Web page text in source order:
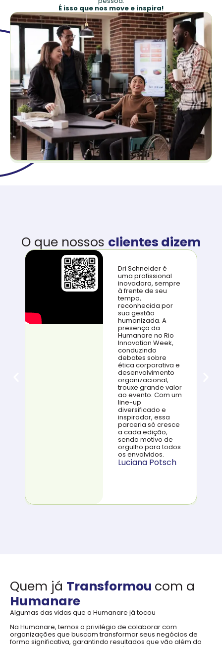
É isso que nos move e inspira!
O que nossos clientes dizem
Dri Schneider é
uma profissional
inovadora, sempre
à frente de seu
tempo,
reconhecida por
sua gestão
humanizada. A
presença da
Humanare no Rio
Innovation Week,
conduzindo
debates sobre
ética corporativa e
desenvolvimento
organizacional,
trouxe grande valor
ao evento. Com um
line-up
diversificado e
inspirador, essa
parceria só cresce
a cada edição,
sendo motivo de
orgulho para todos
os envolvidos.
Luciana Potsch
Quem já Transformou com a
Humanare
Algumas das vidas que a Humanare já tocou
Na Humanare, temos o privilégio de colaborar com
organizações que buscam transformar seus negócios de
forma significativa, garantindo resultados que vão além do